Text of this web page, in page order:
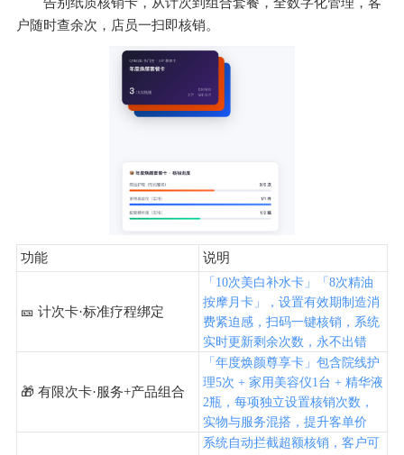
告别纸质核销卡，从计次到组合套餐，全数字化管理，客
户随时查余次，店员一扫即核销。
功能 说明
🎫 计次卡·标准疗程绑定
「10次美白补水卡」「8次精油
按摩月卡」，设置有效期制造消
费紧迫感，扫码一键核销，系统
实时更新剩余次数，永不出错
🎁 有限次卡·服务+产品组合
「年度焕颜尊享卡」包含院线护
理5次 + 家用美容仪1台 + 精华液
2瓶，每项独立设置核销次数，
实物与服务混搭，提升客单价
系统自动拦截超额核销，客户可